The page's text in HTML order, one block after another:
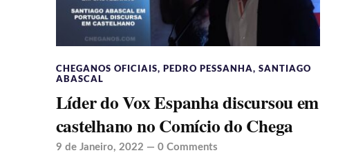
CHEGANOS OFICIAIS, PEDRO PESSANHA, SANTIAGO
ABASCAL
Líder do Vox Espanha discursou em
castelhano no Comício do Chega
9 de Janeiro, 2022 — 0 Comments